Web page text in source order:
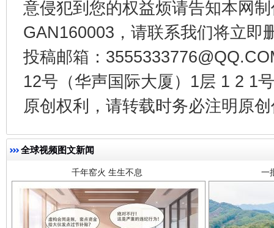
意侵犯到您的权益烦请告知本网
GAN160003，请联系我们将立即
投稿邮箱：
12号（华声国际大厦）1层 1 2 1
原创权利，请转载时务必注明原
全球视频图文新闻
千年窑火 生生不息 一